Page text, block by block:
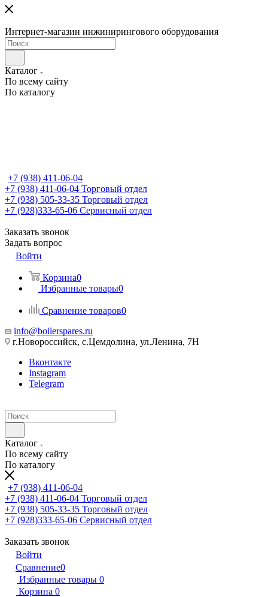
Интернет-магазин инжинирингового оборудования
Каталог
По всему сайту
По каталогу
+7 (938) 411-06-04
+7 (938) 411-06-04 Торговый отдел
+7 (938) 505-33-35 Торговый отдел
+7 (928)333-65-06 Сервисный отдел
Заказать звонок
Задать вопрос
Войти
Корзина0
Избранные товары0
Сравнение товаров0
info@boilerspares.ru
г.Новороссийск, с.Цемдолина, ул.Ленина, 7Н
Вконтакте
Instagram
Telegram
Каталог
По всему сайту
По каталогу
+7 (938) 411-06-04
+7 (938) 411-06-04 Торговый отдел
+7 (938) 505-33-35 Торговый отдел
+7 (928)333-65-06 Сервисный отдел
Заказать звонок
Войти
Сравнение0
Избранные товары 0
Корзина 0